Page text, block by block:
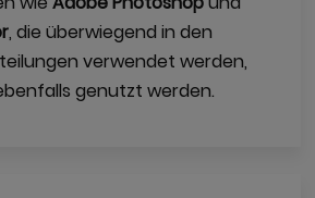
, die überwiegend in den
verwendet werden,
genutzt werden.